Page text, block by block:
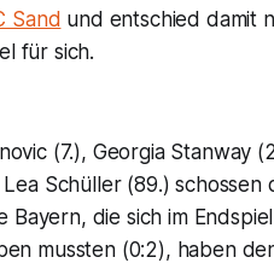
Sand und entschied damit
für sich.
(7.), Georgia Stanway
Schüller (89.)
Bayern, die sich im
mussten (0:2), haben